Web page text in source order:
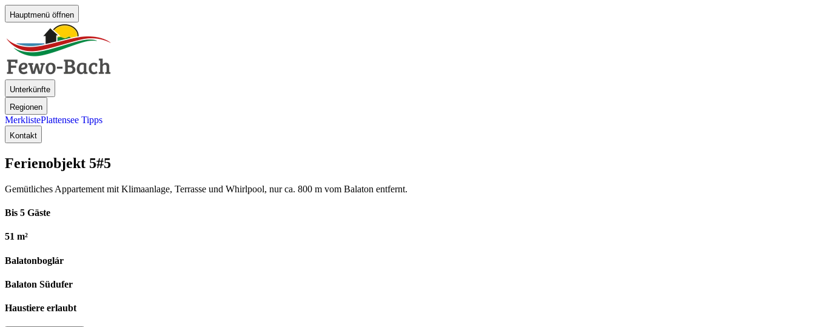
Hauptmenü öffnen
Unterkünfte
Regionen
MerklistePlattensee Tipps
Kontakt
Ferienobjekt 5#5
Gemütliches Appartement mit Klimaanlage, Terrasse und Whirlpool, nur ca. 800 m vom Balaton entfernt.
Bis 5 Gäste
51 m²
Balatonboglár
Balaton Südufer
Haustiere erlaubt